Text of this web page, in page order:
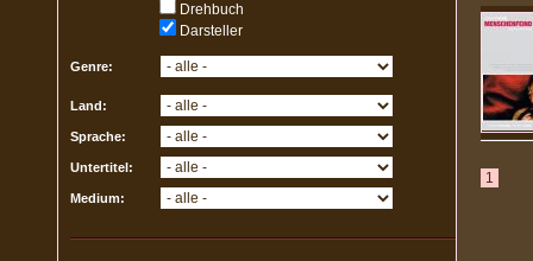
Drehbuch
Darsteller
Genre:
Land:
Sprache:
Untertitel:
Medium:
1